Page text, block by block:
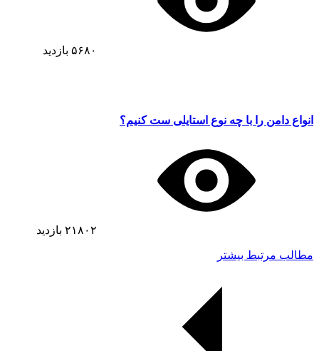
۵۶۸۰ بازدید
انواع دامن را با چه نوع استایلی ست کنیم؟
۲۱۸۰۲ بازدید
مطالب مرتبط بیشتر